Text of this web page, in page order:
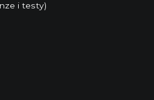
i testy)